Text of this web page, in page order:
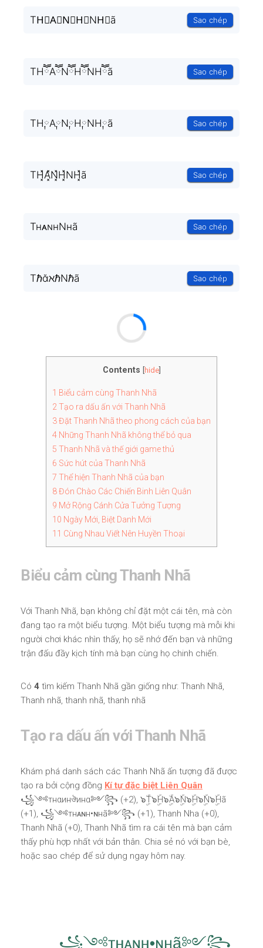
TH⃒A⃒N⃒H⃒NH⃒ã Sao chép
THཽAཽNཽHཽNHཽã Sao chép
TH༙A༙N༙H༙NH༙ã Sao chép
TH͓̽A͓̽N͓̽H͓̽NH͓̽ã Sao chép
TʜᴀɴʜNʜã Sao chép
TℏᾰℵℏNℏã Sao chép
Contents hide]
1 Biểu cảm cùng Thanh Nhã
2Tạo ra dấu ấn với Thanh Nhã
3Đặt Thanh Nhã theo phong cách của bạn
4 Những Thanh Nhã không thể bỏ qua
5 Thanh Nhã và thế giới game thủ
6 Sức hút của Thanh Nhã
7 Thể hiện Thanh Nhã của bạn
8Đón Chào Các Chiến Binh Liên Quân
9 Mở Rộng Cánh Cửa Tưởng Tượng
10 Ngày Mới, Biệt Danh Mới
11 Cùng Nhau Viết Nên Huyền Thoại
Biểu cảm cùng Thanh Nhã
Với Thanh Nhã, bạn không chỉ đặt một cái tên, mà còn
đang tạo ra một biểu tượng. Một biểu tượng mà mỗi khi
người chơi khác nhìn thấy, họ sẽ nhớ đến bạn và những
trận đấu đầy kịch tính mà bạn cùng họ chinh chiến.
Có 4 tìm kiếm Thanh Nhã gần giống như: Thanh Nhã,
Thanh nhã, thanh nhã, thanh nhã
Tạo ra dấu ấn với Thanh Nhã
Khám phá danh sách các Thanh Nhã ấn tượng đã được
tạo ra bởi cộng đồng Kí tự đặc biệt Liên Quân
꧁༺тнαинঔинα༻꧂ (+2), ๖ۣۜT๖ۣۜH๖ۣۜA๖ۣۜN๖ۣۜH๖ۣۜN๖ۣۜHã
(+1), ꧁༺тнᴀɴн•ɴнã༻꧂ (+1), Thanh Nha (+0),
Thanh Nhã (+0), Thanh Nhã tìm ra cái tên mà bạn cảm
thấy phù hợp nhất với bản thân. Chia sẻ nó với bạn bè,
hoặc sao chép để sử dụng ngay hôm nay.